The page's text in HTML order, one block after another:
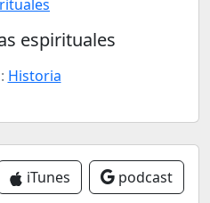
espirituales
Historia
iTunes podcast